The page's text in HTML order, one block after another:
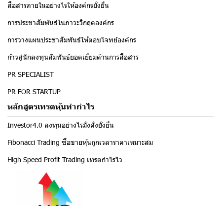
สื่อสารภายในอย่างไรให้องค์กรยั่งยืน
การประชาสัมพันธ์ในภาวะวิกฤตองค์กร
การวางแผนประชาสัมพันธ์ให้ตอบโจทย์องค์กร
ก้าวสู่นักลงทุนสัมพันธ์ยอดเยี่ยมด้านการสื่อสาร
PR SPECIALIST
PR FOR STARTUP
หลักสูตรเทรดหุ้นทำกำไร
Investor4.0 ลงทุนอย่างไรมั่งคั่งยั่งยืน
Fibonacci Trading ซื้อขายหุ้นถูกเวลาราคาเหมาะสม
High Speed Profit Trading เทรดกำไรไว